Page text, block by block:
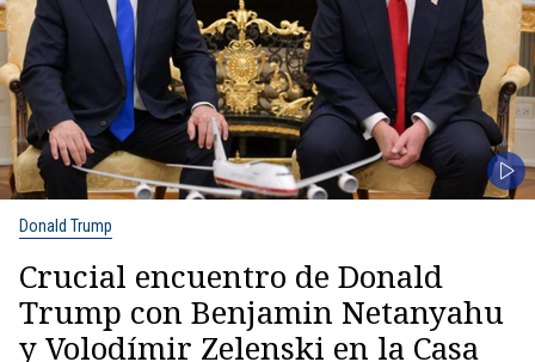
Donald Trump
Crucial encuentro de Donald
Trump con Benjamin Netanyahu
y Volodímir Zelenski en la Casa